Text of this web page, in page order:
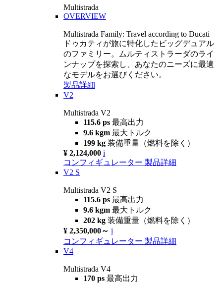
Multistrada
OVERVIEW
Multistrada Family: Travel according to Ducati
ドゥカティが旅に特化したビッグデュアル
のファミリー。ムルティストラーダのライ
ンナップを探索し、あなたのニーズに最適
なモデルをお選びください。
製品詳細
V2
Multistrada V2
115.6 ps 最高出力
9.6 kgm 最大トルク
199 kg 装備重量（燃料を除く）
¥ 2,124,000 i
コンフィギュレーター 製品詳細
V2 S
Multistrada V2 S
115.6 ps 最高出力
9.6 kgm 最大トルク
202 kg 装備重量（燃料を除く）
¥ 2,350,000～ i
コンフィギュレーター 製品詳細
V4
Multistrada V4
170 ps 最高出力